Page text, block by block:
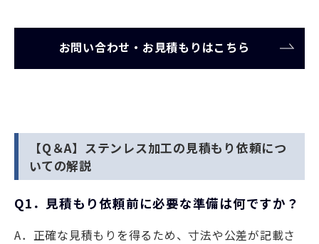
お問い合わせ・お見積もりはこちら
【Q＆A】ステンレス加工の見積もり依頼につ
いての解説
Q1．見積もり依頼前に必要な準備は何ですか？
A．正確な見積もりを得るため、寸法や公差が記載さ